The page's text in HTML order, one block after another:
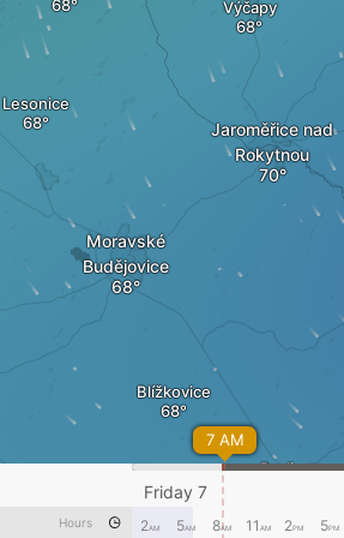
Jaroměřice nad
Rokytnou
Výčapy
Pavlice
Blížkovice
Lesonice
Moravské
Budějovice
7 AM
Hours
Friday 7
2AM 5AM 8AM 11 AM 2PM 5PM